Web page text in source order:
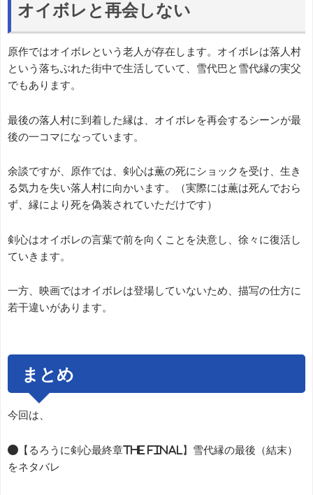
オイボレと再会しない
原作ではオイボレという老人が存在します。オイボレは落人村
という落ちぶれた街中で生活していて、雪代巴と雪代縁の実父
でもあります。
最後の落人村に到着した縁は、オイボレを再会するシーンが最
後の一コマになっています。
余談ですが、原作では、剣心は薫の死にショックを受け、生き
る気力を失い落人村に向かいます。（実際には薫は死んでおら
ず、縁により死を偽装されていただけです）
剣心はオイボレの言葉で前を向くことを決意し、徐々に復活し
ていきます。
一方、映画ではオイボレは登場していないため、描写の仕方に
若干違いがあります。
まとめ
今回は、
●【るろうに剣心最終章The Final】雪代縁の最後（結末）
をネタバレ